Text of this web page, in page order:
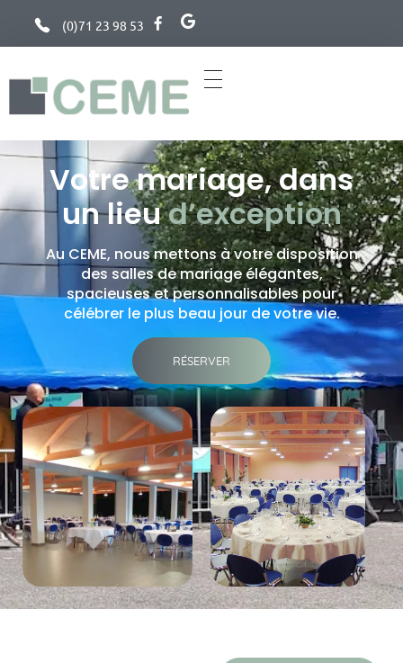
(0)71 23 98 53
Votre mariage, dans
un lieud’exception
Au CEME, nous mettons à votre disposition
des salles de mariage élégantes,
spacieuses et personnalisables pour
célébrer le plus beau jour de votre vie.
RÉSERVER